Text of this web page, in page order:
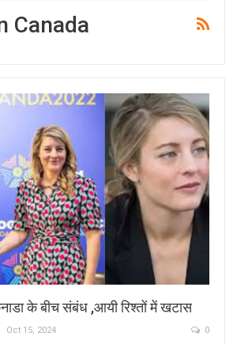
Canada
के बीच संबंध ,आयी रिश्तों में खटास
Oct 15, 2024 0